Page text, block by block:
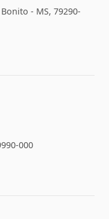
- MS, 79290-
000